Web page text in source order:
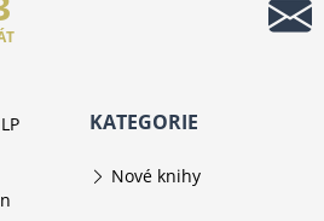
KATEGORIE
Nové knihy